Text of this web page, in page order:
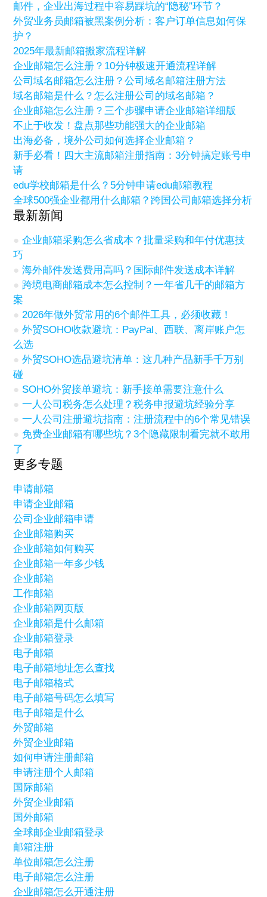
邮件，企业出海过程中容易踩坑的“隐秘”环节？
外贸业务员邮箱被黑案例分析：客户订单信息如何保
护？
2025年最新邮箱搬家流程详解
企业邮箱怎么注册？10分钟极速开通流程详解
公司域名邮箱怎么注册？公司域名邮箱注册方法
域名邮箱是什么？怎么注册公司的域名邮箱？
企业邮箱怎么注册？三个步骤申请企业邮箱详细版
不止于收发！盘点那些功能强大的企业邮箱
出海必备，境外公司如何选择企业邮箱？
新手必看！四大主流邮箱注册指南：3分钟搞定账号申
请
edu学校邮箱是什么？5分钟申请edu邮箱教程
全球500强企业都用什么邮箱？跨国公司邮箱选择分析
最新新闻
企业邮箱采购怎么省成本？批量采购和年付优惠技
巧
海外邮件发送费用高吗？国际邮件发送成本详解
跨境电商邮箱成本怎么控制？一年省几千的邮箱方
案
2026年做外贸常用的6个邮件工具，必须收藏！
外贸SOHO收款避坑：PayPal、西联、离岸账户怎
么选
外贸SOHO选品避坑清单：这几种产品新手千万别
碰
SOHO外贸接单避坑：新手接单需要注意什么
一人公司税务怎么处理？税务申报避坑经验分享
一人公司注册避坑指南：注册流程中的6个常见错误
免费企业邮箱有哪些坑？3个隐藏限制看完就不敢用
了
更多专题
申请邮箱
申请企业邮箱
公司企业邮箱申请
企业邮箱购买
企业邮箱如何购买
企业邮箱一年多少钱
企业邮箱
工作邮箱
企业邮箱网页版
企业邮箱是什么邮箱
企业邮箱登录
电子邮箱
电子邮箱地址怎么查找
电子邮箱格式
电子邮箱号码怎么填写
电子邮箱是什么
外贸邮箱
外贸企业邮箱
如何申请注册邮箱
申请注册个人邮箱
国际邮箱
外贸企业邮箱
国外邮箱
全球邮企业邮箱登录
邮箱注册
单位邮箱怎么注册
电子邮箱怎么注册
企业邮箱怎么开通注册